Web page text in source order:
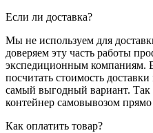
Если ли доставка?
Мы не используем для
доверяем эту часть работы
экспедиционным компаниям.
посчитать стоимость
самый выгодный вариант. Так
контейнер самовывозом прямо
Как оплатить товар?